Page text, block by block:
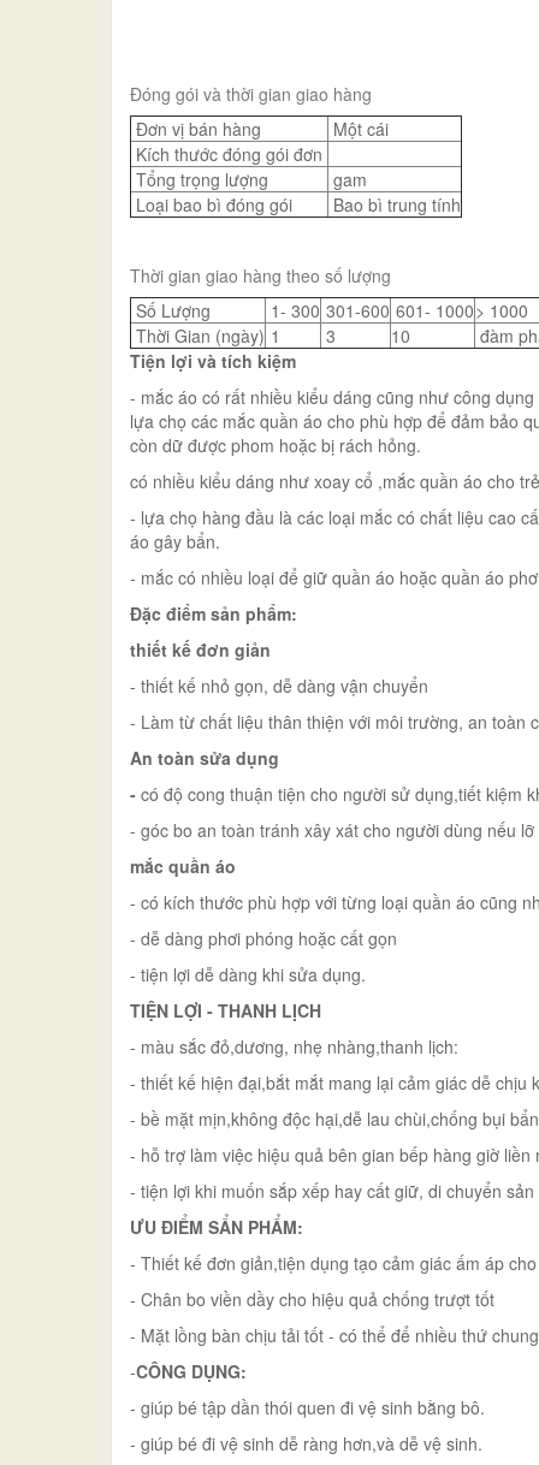
Đóng gói và thời gian giao hàng
Đơn vị bán hàng
Một cái
Kích thước đóng gói đơn
Tổng trọng lượng
gam
Loại bao bì đóng gói
Bao bì trung tính
Thời gian giao hàng theo số lượng
Số Lượng
1- 300 301-600 601- 1000> 1000
Thời Gian (ngày) 1 3 10
đàm
Tiện lợi và tích kiệm
- mắc áo có rất nhiều kiểu dáng cũng như công
lựa chọ các mắc quần áo cho phù hợp để đảm bảo
còn dữ được phom hoặc bị rách hỏng.
có nhiều kiểu dáng như xoay cổ ,mắc quần áo cho
- lựa chọ hàng đầu là các loại mắc có chất liệu cao
áo gây bẩn.
- mắc có nhiều loại để giữ quần áo hoặc quần áo
Đặc điểm sản phẩm:
thiết kế đơn giản
- thiết kế nhỏ gọn, dễ dàng vận chuyển
- Làm từ chất liệu thân thiện với môi trường, an toàn
An toàn sửa dụng
- có độ cong thuận tiện cho người sử dụng,tiết kiệm
- góc bo an toàn tránh xây xát cho người dùng nếu lỡ
mắc quần áo
- có kích thước phù hợp với từng loại quần áo cũng
- dễ dàng phơi phóng hoặc cất gọn
- tiện lợi dễ dàng khi sửa dụng.
TIỆN LỢI - THANH LỊCH
- màu sắc đỏ,dương, nhẹ nhàng,thanh lịch:
- thiết kế hiện đại,bắt mắt mang lại cảm giác dễ chịu
- bề mặt mịn,không độc hại,dễ lau chùi,chống bụi
- hỗ trợ làm việc hiệu quả bên gian bếp hàng giờ
- tiện lợi khi muốn sắp xếp hay cất giữ, di chuyển sản
ƯU ĐIỂM SẨN PHẨM:
- Thiết kế đơn giản,tiện dụng tạo cảm giác ấm áp
- Chân bo viền dầy cho hiệu quả chống trượt tốt
- Mặt lồng bàn chịu tải tốt - có thể để nhiều thứ
-CÔNG DỤNG:
- giúp bé tập dần thói quen đi vệ sinh bằng bô.
- giúp bé đi vệ sinh dễ ràng hơn,và dễ vệ sinh.